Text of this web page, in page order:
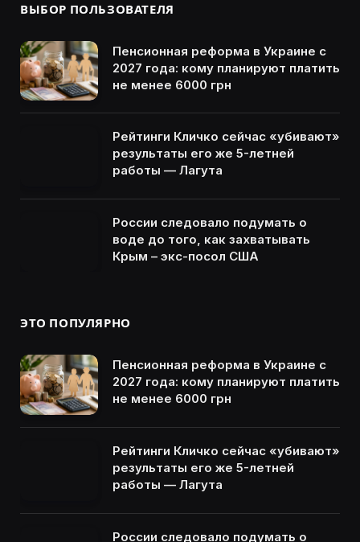
ВЫБОР ПОЛЬЗОВАТЕЛЯ
Пенсионная реформа в Украине с
2027 года: кому планируют платить
не менее 6000 грн
Рейтинги Кличко сейчас «убивают»
результаты его же 5-летней
работы — Лагута
России следовало подумать о
воде до того, как захватывать
Крым – экс-посол США
ЭТО ПОПУЛЯРНО
Пенсионная реформа в Украине с
2027 года: кому планируют платить
не менее 6000 грн
Рейтинги Кличко сейчас «убивают»
результаты его же 5-летней
работы — Лагута
России следовало подумать о